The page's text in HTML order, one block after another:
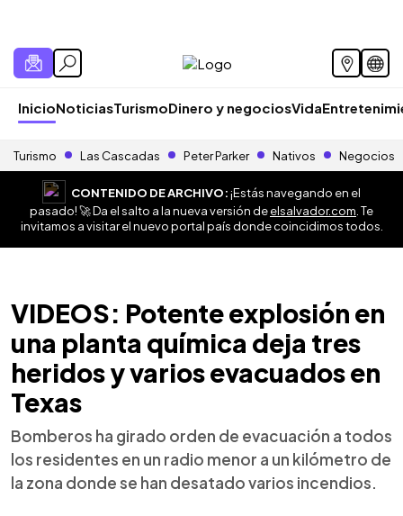
InicioNoticiasTurismoDinero y negociosVida
Turismo Las Cascadas Peter Parker Nativos Negocios
CONTENIDO DE ARCHIVO:¡Estás navegando en el
pasado! 🚀 Da el salto a la nueva versión deelsalvador.com . Te
invitamos a visitar el nuevo portal país donde coincidimos todos.
VIDEOS: Potente explosión en
una planta quí­mica deja tres
heridos y varios evacuados en
Texas
Bomberos ha girado orden de evacuación a todos
los residentes en un radio menor a un kilómetro de
la zona donde se han desatado varios incendios.